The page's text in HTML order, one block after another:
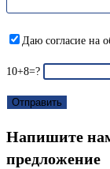
Даю согласие на
10+8=?
Напишите
предложение